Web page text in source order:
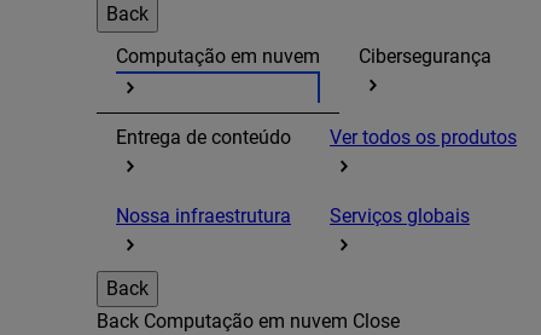
Back
Computação em nuvem
Cibersegurança
Entrega de conteúdo Ver todos os produtos
Nossa infraestrutura Serviços globais
Back
Back Computação em nuvem Close